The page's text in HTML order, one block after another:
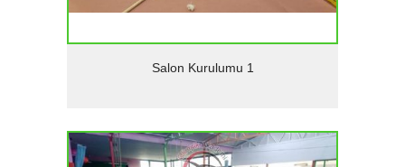
Detaylar
Salon Kurulumu 1